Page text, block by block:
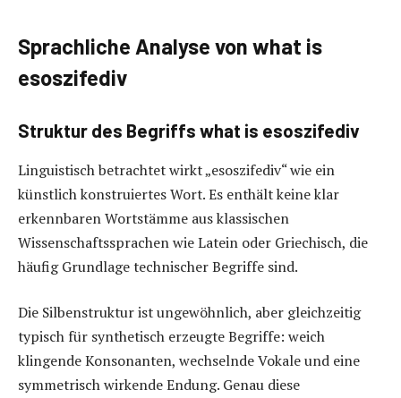
Sprachliche Analyse von what is
esoszifediv
Struktur des Begriffs what is esoszifediv
Linguistisch betrachtet wirkt „esoszifediv“ wie ein
künstlich konstruiertes Wort. Es enthält keine klar
erkennbaren Wortstämme aus klassischen
Wissenschaftssprachen wie Latein oder Griechisch, die
häufig Grundlage technischer Begriffe sind.
Die Silbenstruktur ist ungewöhnlich, aber gleichzeitig
typisch für synthetisch erzeugte Begriffe: weich
klingende Konsonanten, wechselnde Vokale und eine
symmetrisch wirkende Endung. Genau diese